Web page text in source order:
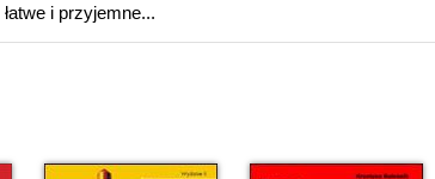
i przyjemne...